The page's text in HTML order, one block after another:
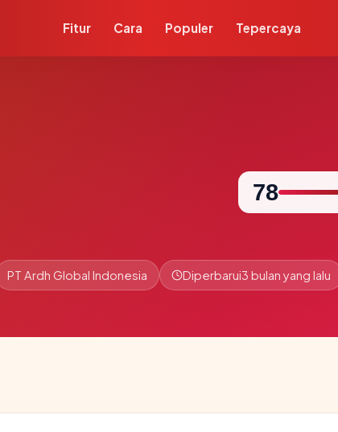
Fitur Cara Populer Tepercaya
78
PT Ardh Global Indonesia Diperbarui3 bulan yang lalu